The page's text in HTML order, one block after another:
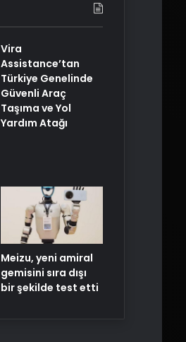
Vira
Assistance’tan
Türkiye Genelinde
Güvenli Araç
Taşıma ve Yol
Yardım Atağı
Meizu, yeni amiral
gemisini sıra dışı
bir şekilde test etti